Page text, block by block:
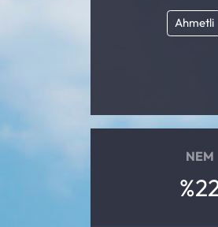
Ahmetli
NEM